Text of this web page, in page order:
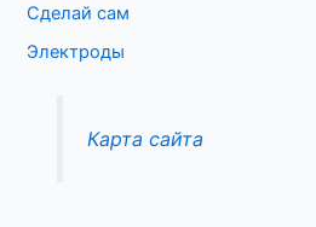
Сделай сам
Электроды
Карта сайта